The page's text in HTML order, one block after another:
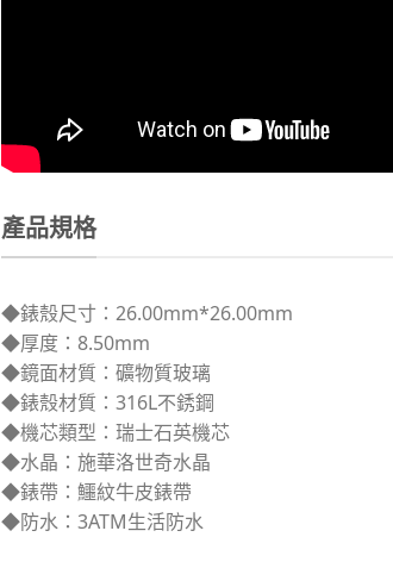
產品規格
◆錶殼尺寸：26.00mm*26.00mm
◆厚度：8.50mm
◆鏡面材質：礦物質玻璃
◆錶殼材質：316L不銹鋼
◆機芯類型：瑞士石英機芯
◆水晶：施華洛世奇水晶
◆錶帶：鱷紋牛皮錶帶
◆防水：3ATM生活防水